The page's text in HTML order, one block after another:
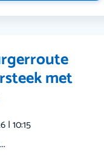
met
| 10:15